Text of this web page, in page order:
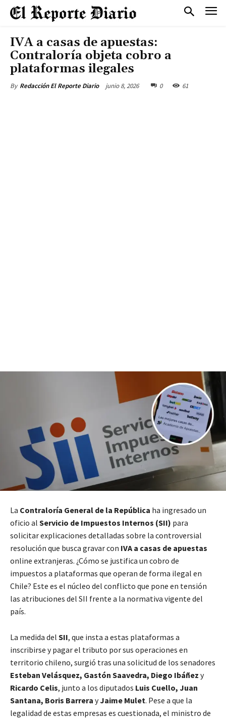
IVA a casas de apuestas:
Contraloría objeta cobro a
plataformas ilegales
By Redacción El Reporte Diario junio 8, 2026 0 61
La Contraloría General de la República ha ingresado un
oficio al Servicio de Impuestos Internos (SII) para
solicitar explicaciones detalladas sobre la controversial
resolución que busca gravar con IVA a casas de apuestas
online extranjeras. ¿Cómo se justifica un cobro de
impuestos a plataformas que operan de forma ilegal en
Chile? Este es el núcleo del conflicto que pone en tensión
las atribuciones del SII frente a la normativa vigente del
país.
La medida del SII, que insta a estas plataformas a
inscribirse y pagar el tributo por sus operaciones en
territorio chileno, surgió tras una solicitud de los senadores
Esteban Velásquez, Gastón Saavedra, Diego Ibáñez y
Ricardo Celis, junto a los diputados Luis Cuello, Juan
Santana, Boris Barrera yJaime Mulet. Pese a que la
legalidad de estas empresas es cuestionada, el ministro de